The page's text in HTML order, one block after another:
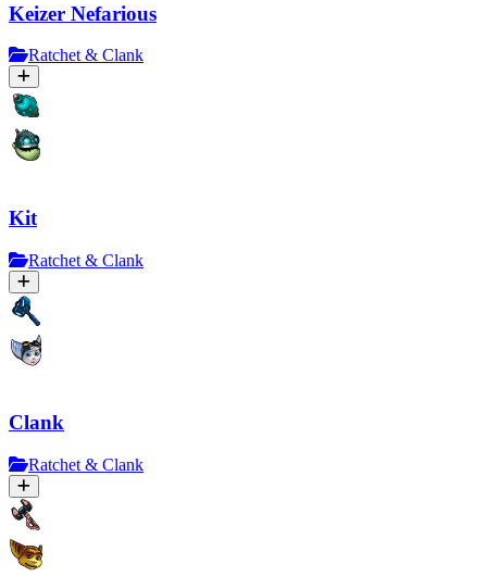
Keizer Nefarious
Ratchet & Clank
Kit
Ratchet & Clank
Clank
Ratchet & Clank